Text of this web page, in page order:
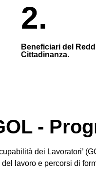
2.
Beneficiari del
Cittadinanza.
-
dei Lavoratori’
lavoro e percorsi di